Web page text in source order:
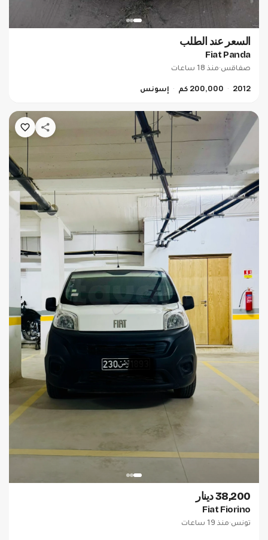
السعر عند الطلب
Fiat Panda
صفاقس·منذ 18 ساعات
2012
200,000 كم إسونس
38,200 دينار
Fiat Fiorino
تونس·منذ 19 ساعات